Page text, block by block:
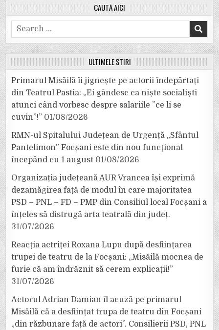
CAUTĂ AICI
Search
for:
ULTIMELE ȘTIRI
Primarul Misăilă îi jignește pe actorii îndepărtați
din Teatrul Pastia: „Ei gândesc ca niște socialiști
atunci când vorbesc despre salariile ”ce li se
cuvin”!” 01/08/2026
RMN-ul Spitalului Județean de Urgență „Sfântul
Pantelimon” Focșani este din nou funcțional
începând cu 1 august 01/08/2026
Organizația județeană AUR Vrancea își exprimă
dezamăgirea față de modul în care majoritatea
PSD – PNL – FD – PMP din Consiliul local Focșani a
înțeles să distrugă arta teatrală din județ.
31/07/2026
Reacția actriței Roxana Lupu după desființarea
trupei de teatru de la Focșani: „Misăilă mocnea de
furie că am îndrăznit să cerem explicații!”
31/07/2026
Actorul Adrian Damian îl acuză pe primarul
Misăilă că a desființat trupa de teatru din Focșani
„din răzbunare față de actori”. Consilierii PSD, PNL